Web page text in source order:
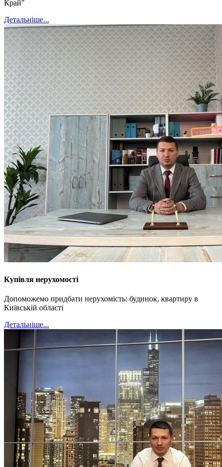
Край"
Детальніше...
Купівля нерухомості
Допоможемо придбати нерухомість: будинок, квартиру в
Київській області
Детальніше...